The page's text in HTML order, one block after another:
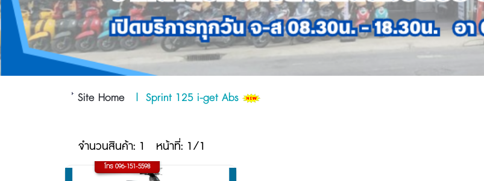
Site Home | Sprint 125 i-get Abs
จำนวนสินค้า: 1 หน้าที่: 1/1
โทร 096-151-5598